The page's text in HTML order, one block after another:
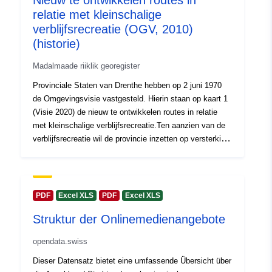
uriRef:
http://data.europa.eu/88u/dataset/
opendata-infrabel-be-explore-
lijnen-
Juurdepääsuõigu
sed:
public
departemangu tasandil merituuleohuga alade piiritlemine,
– kohustused müügi korral piirkondades, mis on
piiritletud prefektuuri dekreediga.
relatie met kleinschalige
verblijfsrecreatie (OGV, 2010)
(historie)
Madalmaade riiklik georegister
Provinciale Staten van Drenthe hebben op 2 juni 1970
de Omgevingsvisie vastgesteld. Hierin staan op kaart 1
(Visie 2020) de nieuw te ontwikkelen routes in relatie
met kleinschalige verblijfsrecreatie.Ten aanzien van de
verblijfsrecreatie wil de provincie inzetten op versterking,
Nieuwvestiging is niet mogelijk in de EHS en robuuste
landbouwgebieden. Met uitzondering van nieuwvestiging
uit kwetsbare gebieden, daarvoor de provincie ruimte wil
wil de provincie de systematiek van de SER-ladder
toepassen.
PDF Excel XLS PDF Excel XLS
Struktur der Onlinemedienangebote
opendata.swiss
Dieser Datensatz bietet eine umfassende Übersicht über